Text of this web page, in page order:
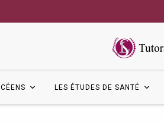
LES ÉTUDES DE SANTÉ